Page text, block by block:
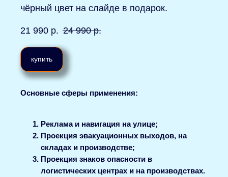
чёрный цвет на слайде в подарок.
21 990 р. 24 990 р.
купить
Основные сферы применения:
Реклама и навигация на улице;
Проекция эвакуационных выходов, на
складах и производстве;
Проекция знаков опасности в
логистических центрах и на производствах.